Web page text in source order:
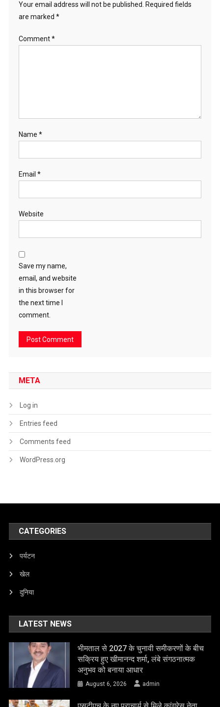
Your email address will not be published. Required fields
are marked *
Comment*
Name *
Email *
Website
Save my name,
email, and website
in this browser for
the next time I
comment.
META
Log in
Entries feed
Comments feed
WordPress.org
CATEGORIES
पर्यटन
खेल
दुनिया
LATEST NEWS
भीमताल से 2027 के चुनावी समीकरणों के बीच
सक्रिय हुए खीमानन्द शर्मा, लंबे संगठनात्मक
अनुभव को बनाया आधार
August 6, 2026 admin